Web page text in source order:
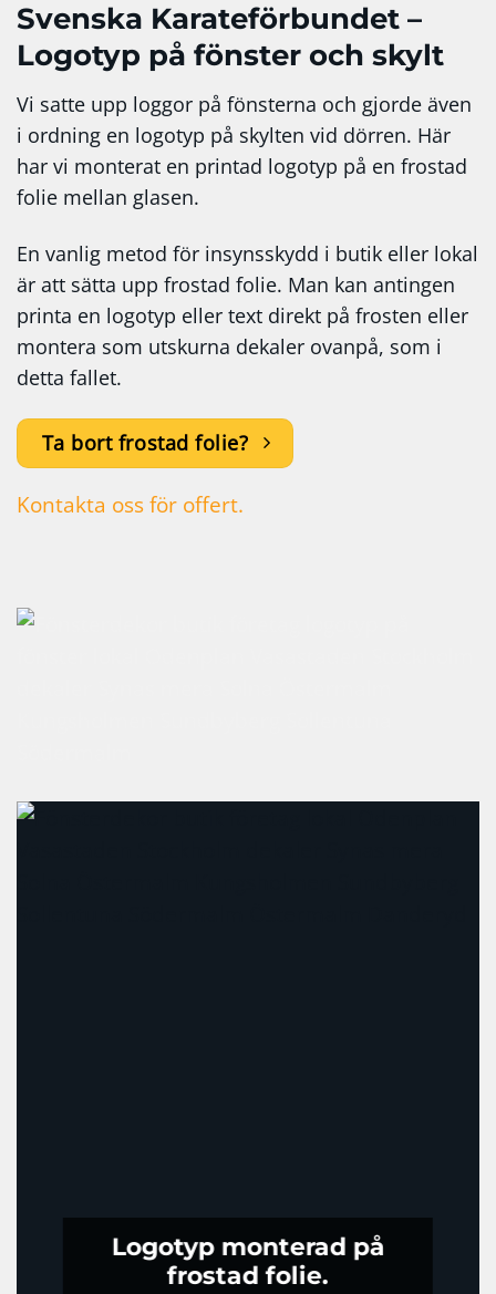
Svenska Karateförbundet –
Logotyp på fönster och skylt
Vi satte upp loggor på fönsterna och gjorde även
i ordning en logotyp på skylten vid dörren. Här
har vi monterat en printad logotyp på en frostad
folie mellan glasen.
En vanlig metod för insynsskydd i butik eller lokal
är att sätta upp frostad folie. Man kan antingen
printa en logotyp eller text direkt på frosten eller
montera som utskurna dekaler ovanpå, som i
detta fallet.
Ta bort frostad folie?
Kontakta oss för offert.
Logotyp monterad på
frostad folie.